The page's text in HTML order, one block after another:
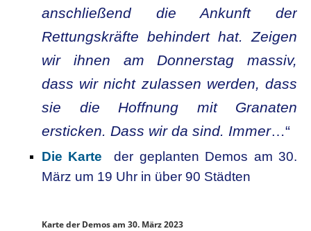
anschließend die Ankunft der
Rettungskräfte behindert hat. Zeigen
wir ihnen am Donnerstag massiv,
dass wir nicht zulassen werden, dass
sie die Hoffnung mit Granaten
ersticken. Dass wir da sind. Immer…“
Die Karte
der geplanten Demos am 30.
März um 19 Uhr in über 90 Städten
Karte der Demos am 30. März 2023